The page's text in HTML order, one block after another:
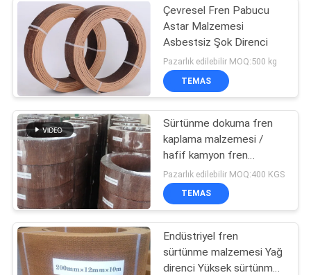
Çevresel Fren Pabucu
Astar Malzemesi
Asbestsiz Şok Direnci
Pazarlık edilebilir MOQ:500 kg
TEMAS
Sürtünme dokuma fren
kaplama malzemesi /
hafif kamyon fren
kaplama rulo parçaları
Pazarlık edilebilir MOQ:400 KGS
TEMAS
Endüstriyel fren
sürtünme malzemesi Yağ
direnci Yüksek sürtünme